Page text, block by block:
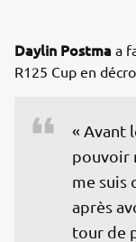
Daylin Postma a
R125 Cup en
« Avant
pouvoir
me suis
après
tour de